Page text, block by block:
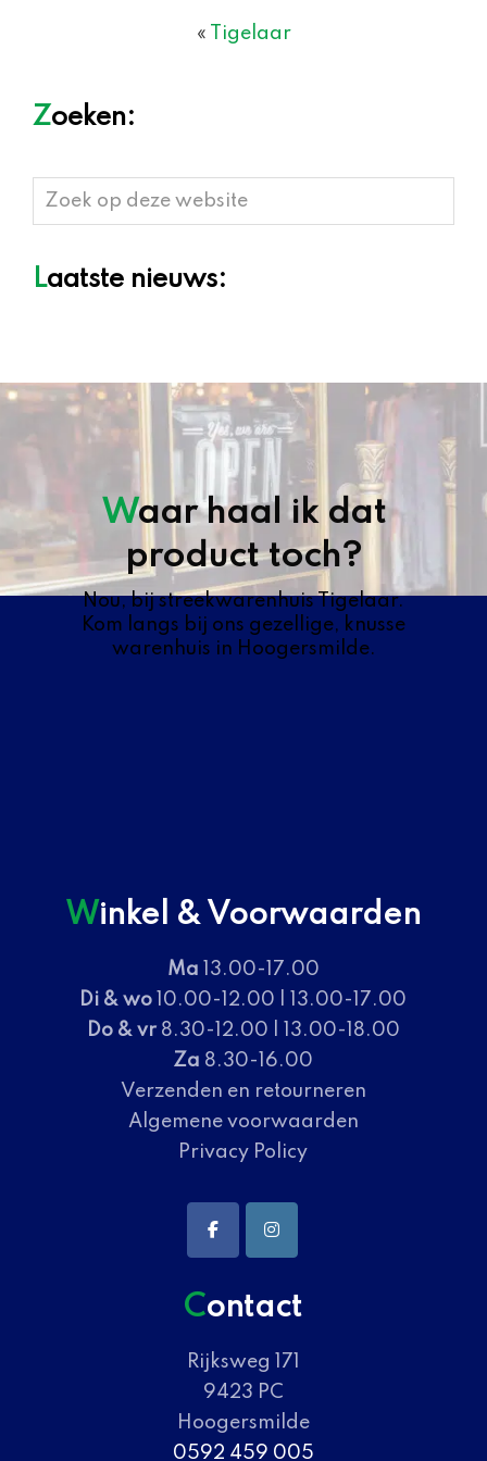
« Tigelaar
Zoeken:
Zoek
op
website
Laatste nieuws:
Waar haal ik dat
product toch?
Nou, bij streekwarenhuis Tigelaar.
Kom langs bij ons gezellige, knusse
warenhuis in Hoogersmilde.
Winkel & Voorwaarden
Ma 13.00-17.00
Di & wo 10.00-12.00 | 13.00-17.00
Do & vr8.30-12.00 | 13.00-18.00
Za 8.30-16.00
Verzenden en retourneren
Algemene voorwaarden
Privacy Policy
Contact
Rijksweg 171
9423 PC
Hoogersmilde
0592 459 005